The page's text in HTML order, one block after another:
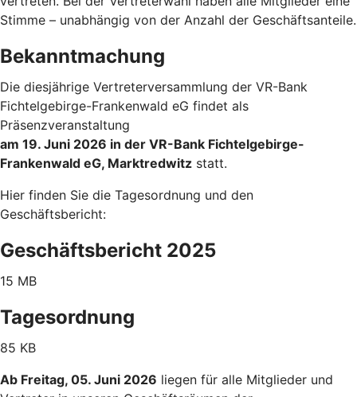
Stimme – unabhängig von der Anzahl der Geschäftsanteile.
Bekanntmachung
Die diesjährige Vertreterversammlung der VR-Bank
Fichtelgebirge-Frankenwald eG findet als
Präsenzveranstaltung
am 19. Juni 2026 in der VR-Bank Fichtelgebirge-
Frankenwald eG, Marktredwitz statt.
Hier finden Sie die Tagesordnung und den
Geschäftsbericht:
Geschäftsbericht 2025
15 MB
Tagesordnung
85 KB
Ab Freitag, 05. Juni 2026 liegen für alle Mitglieder und